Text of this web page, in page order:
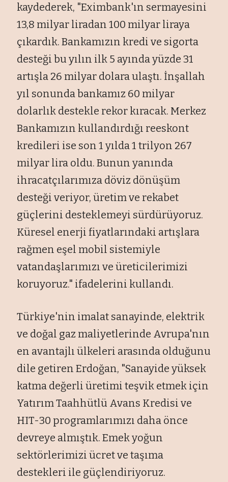
kaydederek, "Eximbank'ın sermayesini
13,8 milyar liradan 100 milyar liraya
çıkardık. Bankamızın kredi ve sigorta
desteği bu yılın ilk 5 ayında yüzde 31
artışla 26 milyar dolara ulaştı. İnşallah
yıl sonunda bankamız 60 milyar
dolarlık destekle rekor kıracak. Merkez
Bankamızın kullandırdığı reeskont
kredileri ise son 1 yılda 1 trilyon 267
milyar lira oldu. Bunun yanında
ihracatçılarımıza döviz dönüşüm
desteği veriyor, üretim ve rekabet
güçlerini desteklemeyi sürdürüyoruz.
Küresel enerji fiyatlarındaki artışlara
rağmen eşel mobil sistemiyle
vatandaşlarımızı ve üreticilerimizi
koruyoruz." ifadelerini kullandı.
Türkiye'nin imalat sanayinde, elektrik
ve doğal gaz maliyetlerinde Avrupa'nın
en avantajlı ülkeleri arasında olduğunu
dile getiren Erdoğan, "Sanayide yüksek
katma değerli üretimi teşvik etmek için
Yatırım Taahhütlü Avans Kredisi ve
HIT-30 programlarımızı daha önce
devreye almıştık. Emek yoğun
sektörlerimizi ücret ve taşıma
destekleri ile güçlendiriyoruz.